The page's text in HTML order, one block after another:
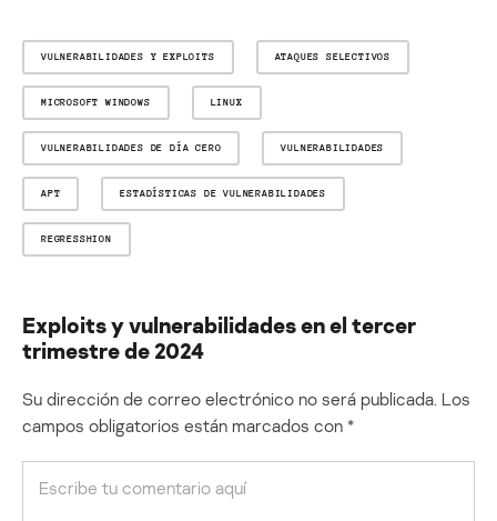
VULNERABILIDADES Y EXPLOITS ATAQUES SELECTIVOS
MICROSOFT WINDOWS LINUX
VULNERABILIDADES DE DÍA CERO VULNERABILIDADES
APT ESTADÍSTICAS DE VULNERABILIDADES
REGRESSHION
Exploits y vulnerabilidades en el tercer
trimestre de 2024
Su dirección de correo electrónico no será publicada. Los
campos obligatorios están marcados con *